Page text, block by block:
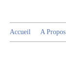
Accueil A Propos